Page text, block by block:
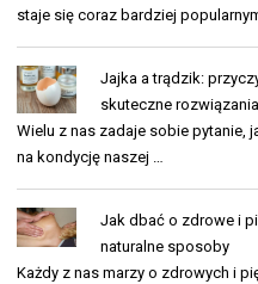
staje się coraz bardziej
Jajka a trądzik:
skuteczne rozwiązania
Wielu z nas zadaje sobie pytanie,
na kondycję naszej …
Jak dbać o zdrowe i
naturalne sposoby
Każdy z nas marzy o zdrowych i